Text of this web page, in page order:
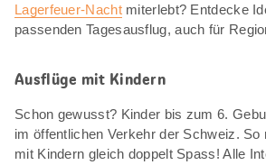
Lagerfeuer-Nachtmiterlebt? Entdecke
passenden Tagesausflug, auch für
Ausflüge mit Kindern
Schon gewusst? Kinder bis zum 6.
im öffentlichen Verkehr der Schweiz. So
mit Kindern gleich doppelt Spass! Alle